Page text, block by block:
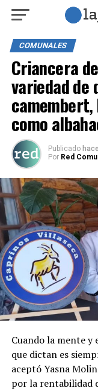
COMUNALES
Criancera
variedad de
como
Publicado
Por Red
Cuando la mente
que dictan es
aceptó Yasna
por la rentabilidad